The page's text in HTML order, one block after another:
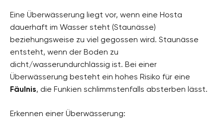
Eine Überwässerung liegt vor, wenn eine Hosta
dauerhaft im Wasser steht (Staunässe)
beziehungsweise zu viel gegossen wird. Staunässe
entsteht, wenn der Boden zu
dicht/wasserundurchlässig ist. Bei einer
Überwässerung besteht ein hohes Risiko für eine
Fäulnis, die Funkien schlimmstenfalls absterben lässt.
Erkennen einer Überwässerung: